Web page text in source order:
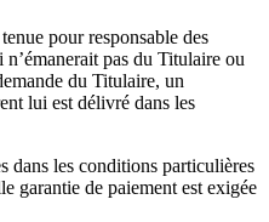
pour responsable des
pas du Titulaire ou
du Titulaire, un
lui est délivré dans les
dans les conditions particulières
garantie de paiement est exigée